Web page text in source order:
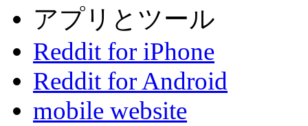
アプリとツール
Reddit for iPhone
Reddit for Android
mobile website